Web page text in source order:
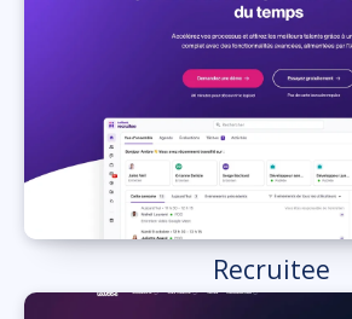
Recruitee